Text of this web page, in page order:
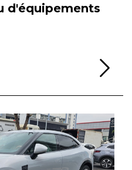
d'équipements